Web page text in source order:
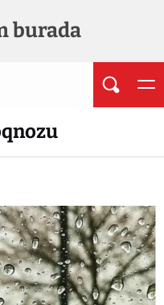
burada